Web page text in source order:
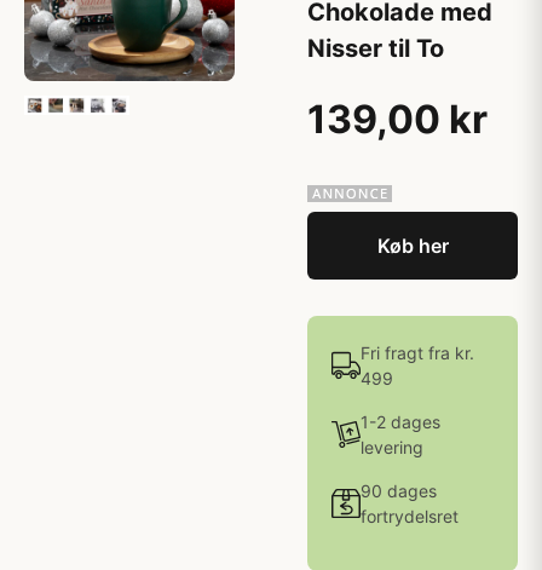
Chokolade med
Nisser til To
139,00 kr
Køb her
Fri fragt fra kr.
499
1-2 dages
levering
90 dages
fortrydelsret